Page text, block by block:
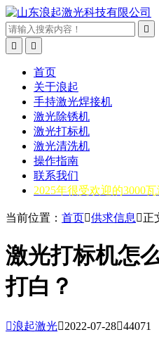



首页
关于浪起
手持激光焊接机
激光除锈机
激光打标机
激光清洗机
操作指南
联系我们
2025年很受欢迎的3000
当前位置： 首页供求信息 正
激光打标机怎
打白？
浪起激光2022-07-2844071